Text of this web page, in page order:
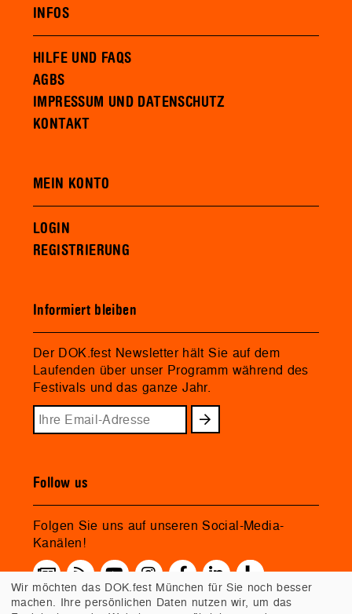
INFOS
HILFE UND FAQS
AGBS
IMPRESSUM UND DATENSCHUTZ
KONTAKT
MEIN KONTO
LOGIN
REGISTRIERUNG
Informiert bleiben
Der DOK.fest Newsletter hält Sie auf dem
Laufenden über unser Programm während des
Festivals und das ganze Jahr.
Follow us
Folgen Sie uns auf unseren Social-Media-
Kanälen!
Wir möchten das DOK.fest München für Sie noch besser
machen. Ihre persönlichen Daten nutzen wir, um das